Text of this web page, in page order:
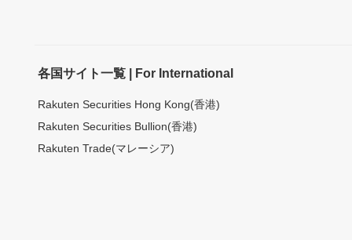
各国サイト一覧 | For International
Rakuten Securities Hong Kong(香港)
Rakuten Securities Bullion(香港)
Rakuten Trade(マレーシア)